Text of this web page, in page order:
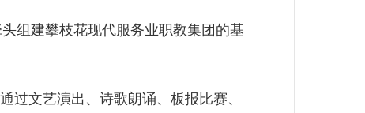
组建攀枝花现代服务业职教集团的基
文艺演出、诗歌朗诵、板报比赛、